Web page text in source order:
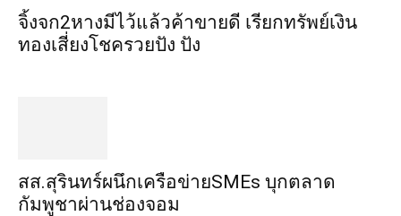
จิ้งจก​2​หาง​มีไว้แล้ว​ค้าขาย​ดี​ เรียก​ทรัพย์เงิน
ทอง​เสี่ยงโชค​รวยปัง​ ปัง​
สส.สุรินทร์ผนึกเครือข่ายSMEs บุกตลาด
กัมพูชาผ่านช่องจอม